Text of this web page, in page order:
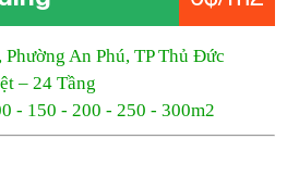
An Phú, TP Thủ Đức
– 24 Tầng
- 150 - 200 - 250 - 300m2